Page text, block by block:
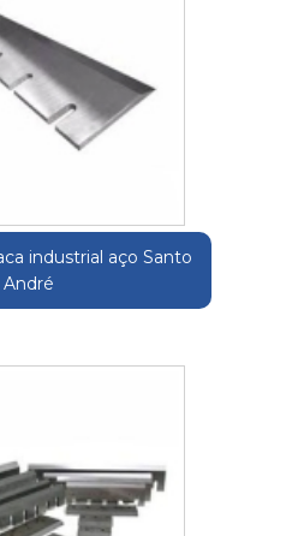
industrial aço Santo
André